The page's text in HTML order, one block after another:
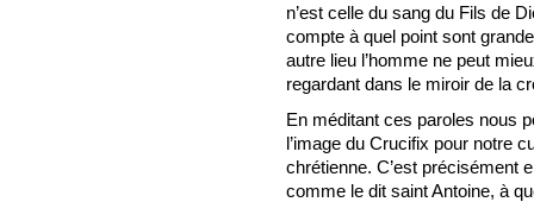
n’est celle du sang du Fils de
compte à quel point sont
autre lieu l’homme ne peut
regardant dans le miroir de la
En méditant ces paroles nous
l’image du Crucifix pour notre
chrétienne. C’est précisément
comme le dit saint Antoine, à